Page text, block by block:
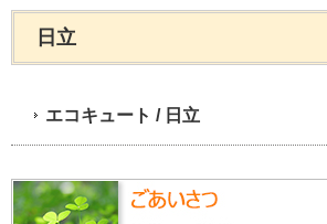
日立
エコキュート / 日立